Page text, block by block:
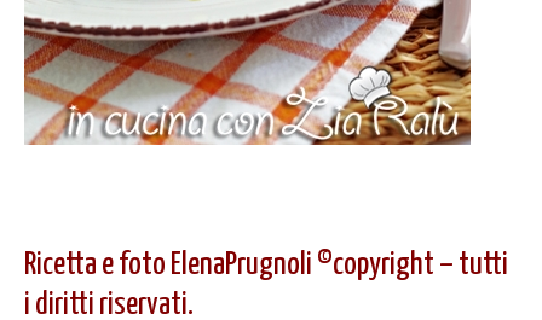
Ricetta e foto ElenaPrugnoli ©copyright – tutti
i diritti riservati.